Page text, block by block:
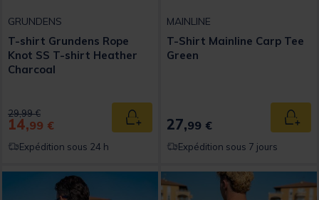
GRUNDENS
T-shirt Grundens Rope
Knot SS T-shirt Heather
Charcoal
Price reduced from
29,99 €to
14,99 € Ajouter au panier
Expédition sous 24 h
MAINLINE
T-Shirt Mainline Carp Tee
Green
27,99 €
Expédition sous 7 jours